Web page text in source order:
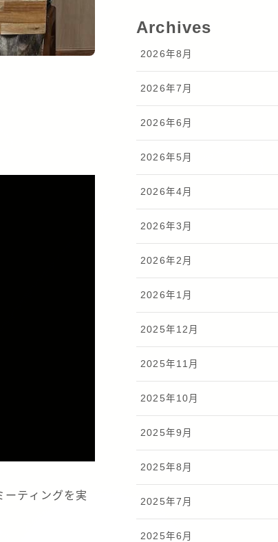
ーティングを実
Archives
2026年8月
2026年7月
2026年6月
2026年5月
2026年4月
2026年3月
2026年2月
2026年1月
2025年12月
2025年11月
2025年10月
2025年9月
2025年8月
2025年7月
2025年6月